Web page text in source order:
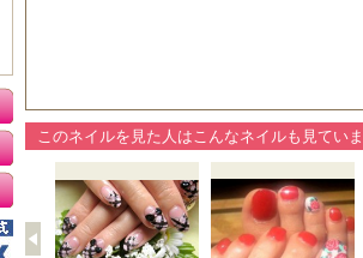
このネイルを見た人はこんなネイルも見てい